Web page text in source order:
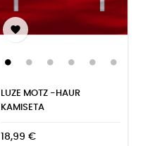

LUZE MOTZ -HAUR
KAMISETA
18,99 €